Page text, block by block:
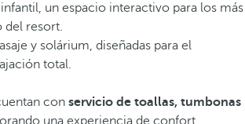
un espacio interactivo para los más
del resort.
y solárium, diseñadas para el
total.
con servicio de toallas, tumbonas
una experiencia de confort